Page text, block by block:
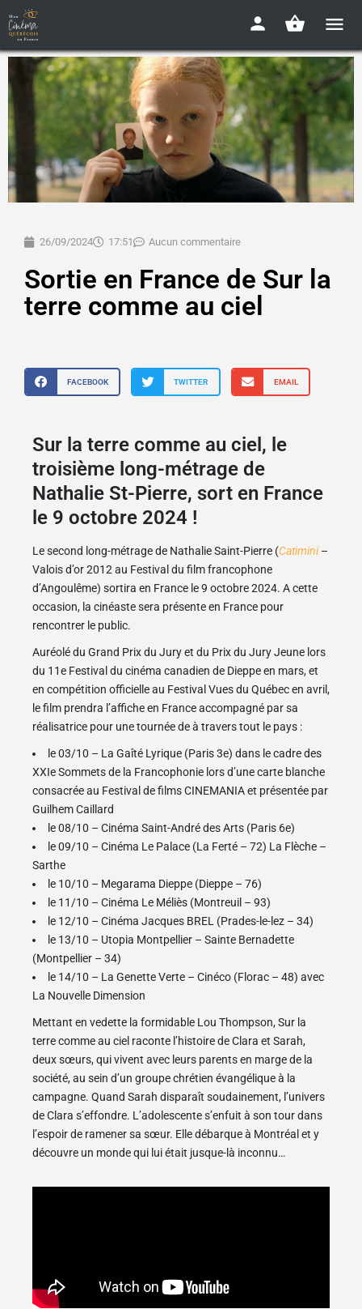
26/09/2024 17:51 Aucun commentaire
Sortie en France de Sur la
terre comme au ciel
FACEBOOK TWITTER EMAIL
Sur la terre comme au ciel, le
troisième long-métrage de
Nathalie St-Pierre, sort en France
le 9 octobre 2024 !
Le second long-métrage de Nathalie Saint-Pierre (Catimini–
Valois d’or 2012 au Festival du film francophone
d’Angoulême) sortira en France le 9 octobre 2024. A cette
occasion, la cinéaste sera présente en France pour
rencontrer le public.
Auréolé du Grand Prix du Jury et du Prix du Jury Jeune lors
du 11e Festival du cinéma canadien de Dieppe en mars, et
en compétition officielle au Festival Vues du Québec en avril,
le film prendra l’affiche en France accompagné par sa
réalisatrice pour une tournée de à travers tout le pays :
le 03/10 – La Gaîté Lyrique (Paris 3e) dans le cadre des
XXIe Sommets de la Francophonie lors d’une carte blanche
consacrée au Festival de films CINEMANIA et présentée par
Guilhem Caillard
le 08/10 – Cinéma Saint-André des Arts (Paris 6e)
le 09/10 – Cinéma Le Palace (La Ferté – 72) La Flèche –
Sarthe
le 10/10 – Megarama Dieppe (Dieppe – 76)
le 11/10 – Cinéma Le Méliès (Montreuil – 93)
le 12/10 – Cinéma Jacques BREL (Prades-le-lez – 34)
le 13/10 – Utopia Montpellier – Sainte Bernadette
(Montpellier – 34)
le 14/10 – La Genette Verte – Cinéco (Florac – 48) avec
La Nouvelle Dimension
Mettant en vedette la formidable Lou Thompson, Sur la
terre comme au ciel raconte l’histoire de Clara et Sarah,
deux sœurs, qui vivent avec leurs parents en marge de la
société, au sein d’un groupe chrétien évangélique à la
campagne. Quand Sarah disparaît soudainement, l’univers
de Clara s’effondre. L’adolescente s’enfuit à son tour dans
l’espoir de ramener sa sœur. Elle débarque à Montréal et y
découvre un monde qui lui était jusque-là inconnu…